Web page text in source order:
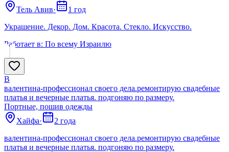
Тель Авив·
1 год
Украшение. Декор. Дом. Красота. Стекло. Искусство.
Работает в: По всему Израилю
В
валентина-профессионал своего дела.ремонтирую свадебные
платья и вечерные платья. подгоняю по размеру.
Портные, пошив одежды
Хайфа·
2 года
валентина-профессионал своего дела.ремонтирую свадебные
платья и вечерные платья. подгоняю по размеру.